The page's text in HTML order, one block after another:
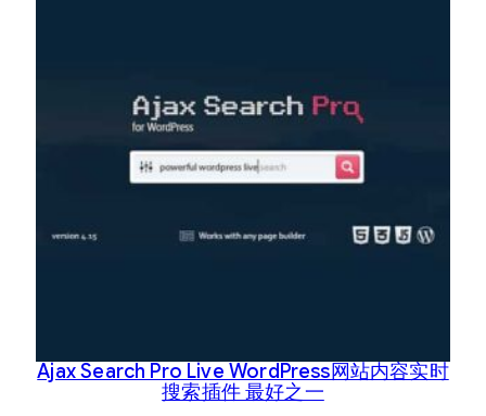
Ajax Search Pro Live WordPress网站内容实时
搜索插件 最好之一